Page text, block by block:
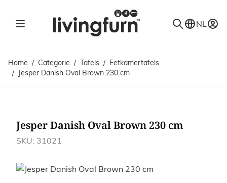
NL
Home / Categorie / Tafels / Eetkamertafels
/ Jesper Danish Oval Brown 230 cm
Jesper Danish Oval Brown 230 cm
SKU: 31021
Afbeeldingen